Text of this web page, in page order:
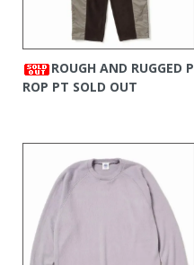
ROUGH AND RUGGED P
ROP PT SOLD OUT